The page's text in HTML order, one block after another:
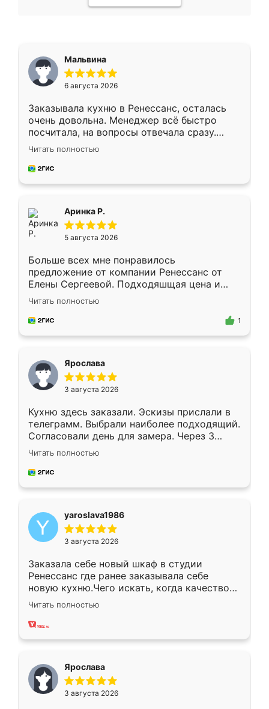
Мальвина
6 августа 2026
Заказывала кухню в Ренессанс, осталась
очень довольна. Менеджер всё быстро
посчитала, на вопросы отвечала сразу.
Замерщик приехал в субботу, подошёл к
делу со всей ответственностью. Собрали
за день, ребята работали аккуратно, даже
Читать полностью
Аринка Р.
5 августа 2026
Больше всех мне понравилось
предложение от компании Ренессанс от
Елены Сергеевой. Подходяшщая цена и
короткие сроки изготовления. Приехавший
для замера сотрудник Владислав
предложил по моему эскизу самый
Читать полностью
1
Ярослава
3 августа 2026
Кухню здесь заказали. Эскизы прислали в
телеграмм. Выбрали наиболее подходящий.
Согласовали день для замера. Через 3
недели кухня была уже готова. Остались
довольны работой. Спасибо Ренессанс
мебель за качественную работу!
Читать полностью
yaroslava1986
3 августа 2026
Заказала себе новый шкаф в студии
Ренессанс где ранее заказывала себе
новую кухню.Чего искать, когда качеством
вполне довольна. Служит кухня уже почти
два года, нареканий нет.
Читать полностью
Ярослава
3 августа 2026